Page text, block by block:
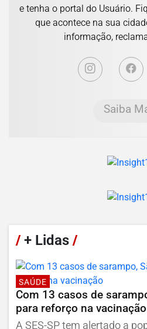
e tenha o portal do Usuário.
que acontece na sua
informação,
Saiba
/+ Lidas /
SAÚDE
Com 13 casos de
para reforço na vacinação
A SES-SP tem alertado a